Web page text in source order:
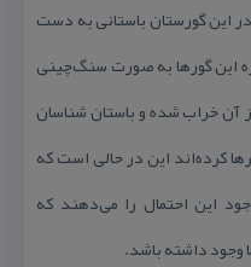
در این گورستان باستانی به دست
این گورها به صورت سنگ‌چینی
خراب شده و باستان شناسان
كرده‌اند این در حالی است كه
این احتمال را می‌دهند كه
وجود داشته باشد.